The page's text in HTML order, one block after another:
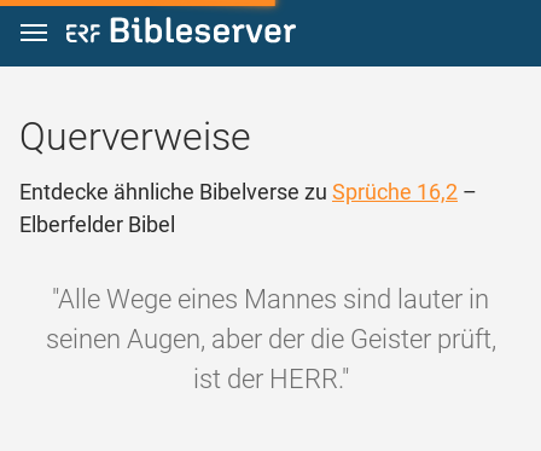
Zum Inhalt springen
Querverweise
Entdecke ähnliche Bibelverse zu Sprüche 16,2 –
Elberfelder Bibel
"Alle Wege eines Mannes sind lauter in
seinen Augen, aber der die Geister prüft,
ist der HERR."